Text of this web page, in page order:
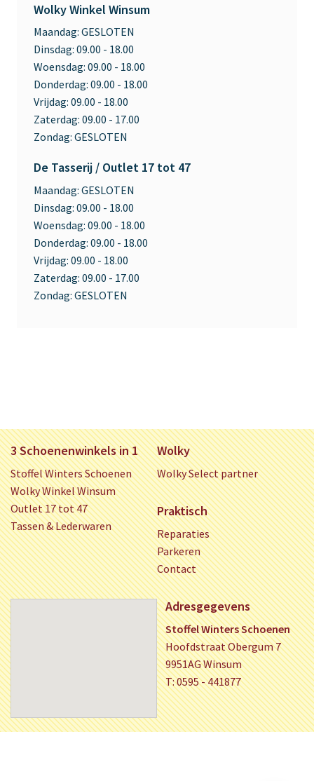
Wolky Winkel Winsum
Maandag: GESLOTEN
Dinsdag: 09.00 - 18.00
Woensdag: 09.00 - 18.00
Donderdag: 09.00 - 18.00
Vrijdag: 09.00 - 18.00
Zaterdag: 09.00 - 17.00
Zondag: GESLOTEN
De Tasserij / Outlet 17 tot 47
Maandag: GESLOTEN
Dinsdag: 09.00 - 18.00
Woensdag: 09.00 - 18.00
Donderdag: 09.00 - 18.00
Vrijdag: 09.00 - 18.00
Zaterdag: 09.00 - 17.00
Zondag: GESLOTEN
3 Schoenenwinkels in 1
Stoffel Winters Schoenen
Wolky Winkel Winsum
Outlet 17 tot 47
Tassen & Lederwaren
Wolky
Wolky Select partner
Praktisch
Reparaties
Parkeren
Contact
Adresgegevens
Stoffel Winters Schoenen
Hoofdstraat Obergum 7
9951AG Winsum
T: 0595 - 441877